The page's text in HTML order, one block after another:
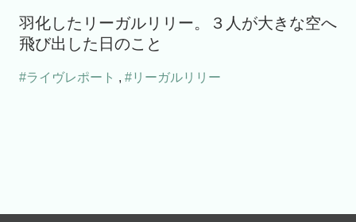
羽化したリーガルリリー。３人が大きな空へ
飛び出した日のこと
#ライヴレポート , #リーガルリリー